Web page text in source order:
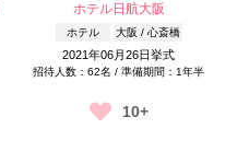
ホテル日航大阪
ホテル 大阪 / 心斎橋
2021年06月26日挙式
招待人数：62名 / 準備期間：1年半
10+